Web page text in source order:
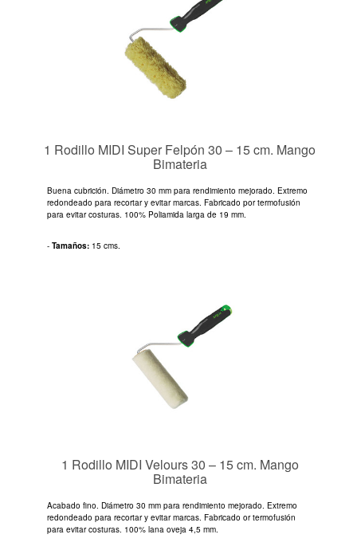
1 Rodillo MIDI Super Felpón 30 – 15 cm. Mango
Bimateria
Buena cubrición. Diámetro 30 mm para rendimiento mejorado. Extremo
redondeado para recortar y evitar marcas. Fabricado por termofusión
para evitar costuras. 100% Poliamida larga de 19 mm.
- Tamaños: 15 cms.
1 Rodillo MIDI Velours 30 – 15 cm. Mango
Bimateria
Acabado fino. Diámetro 30 mm para rendimiento mejorado. Extremo
redondeado para recortar y evitar marcas. Fabricado or termofusión
para evitar costuras. 100% lana oveja 4,5 mm.